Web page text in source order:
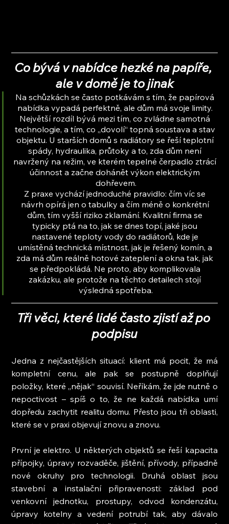
Co bývá v nabídce hezké na papíře,
ale v domě je to jinak
Na schůzkách se často potkávám s tím, že papírová
nabídka vypadá perfektně, ale dům má svoje limity.
Největší rozdíl bývá mezi tím, co zvládne samotná
technologie, a tím, co „dovolí“ topná soustava a stav
objektu. U starších domů s radiátory se řeší teplotní
spády, hydraulika, průtoky a to, zda dům není
navržený na režim, ve kterém tepelné čerpadlo ztrácí
účinnost a začne dohánět výkon elektrickým
dohřevem.
Z praxe vychází jednoduché pravidlo: čím víc se
návrh opírá jen o tabulky a čím méně o konkrétní
dům, tím vyšší riziko zklamání. Kvalitní firma se
typicky ptá na to, jak se dnes topí, jaké jsou
nastavené teploty vody do radiátorů, kde je
umístěná technická místnost, jak je řešený komín, a
zda má dům reálně hotové zateplení a okna tak, jak
se předpokládá. Ne proto, aby komplikovala
zakázku, ale protože na těchto detailech stojí
výsledná spotřeba.
Tři věci, které lidé často zjistí až po
podpisu
Jedna z nejčastějších situací: klient má pocit, že má
kompletní cenu, ale pak se postupně doplňují
položky, které „nějak“ souvisí. Neříkám, že jde nutně o
nepoctivost – spíš o to, že ne každá nabídka umí
dopředu zachytit realitu domu. Přesto jsou tři oblasti,
které se v praxi objevují znovu a znovu.
První je elektro. U některých objektů se řeší kapacita
přípojky, úpravy rozvaděče, jištění, přívody, případně
nové okruhy pro technologii. Druhá oblast jsou
stavební a instalační připravenosti: základ pod
venkovní jednotku, prostupy, odvod kondenzátu,
úpravy kotelny a vedení potrubí tak, aby dávalo